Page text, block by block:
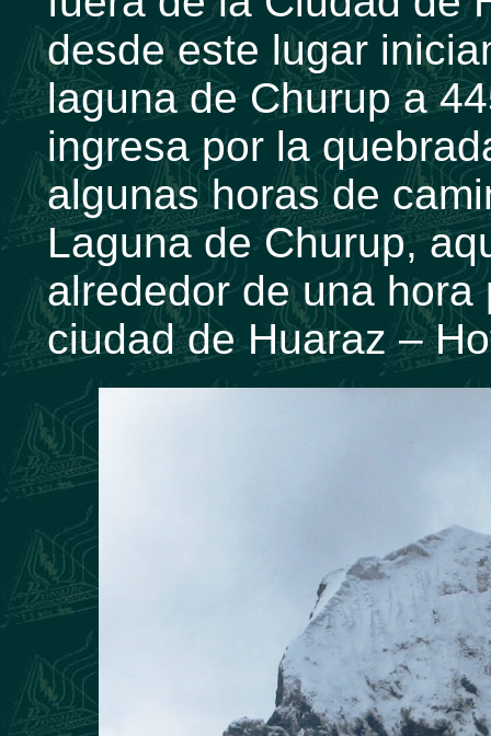
desde este lugar
laguna de Churup a
ingresa por la
algunas horas de
Laguna de Churup,
alrededor de una
ciudad de Huaraz –